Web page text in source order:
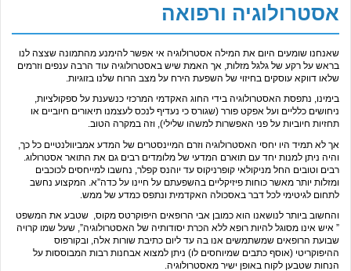
אסטרולוגיה ורפואה
שאנחנו שומעים היום את המילה אסטרולוגיה אי אפשר להימנע מהתמונה שצצה לנו
בראש על רקע של גלגל מזלות, אך האמת שיש באסטרולוגיה עוד הרבה ענפים וזרמים
שלאו דווקא עוסקים בחיזוי של השפעת הירח על מצב הרוח שלנו בזוגיות.
בימינו, נתפסת האסטרולוגיה בידי החוג האקדמי המרכזי כנשענת על ספקולציות,
ניחושים כלליים ועל אפקט פורר (שגורס כי נעדיף לנכס לעצמנו תיאורים חיוביים או
תחזיות חיוביות על פני האפשרות למשהו שלילי), וזה במקרה הטוב.
אך לא תמיד היו יחסי האסטרולוגיה וזרם המיינסטרים של המדע אמביוולנטיים כל כך,
והיה ניתן למנות יחד עם תוארם המדעי של מלומדים רבים גם את התואר אסטרולוג.
רבים וטובים החל מניקולאי קופרניקוס עד יוהנס קפלר, נחשבו למייחסים לכוכבים
ומזלות יותר מאשר כוחות פיזיקליים בהשפעתם על חיינו על כדה”א. המקצוע נחשב
לתחום לגיטימי לכל דבר באסכולה האקדמית ונתפס כמדע של ממש.
והחשוב ביותר לנושאנו הוא כמובן אבי הרופאים היפוקרטס מקוס, שטבע את המשפט
” איש אינו מסוגל להיות רופא ללא הכרת יסודותיה של האסטרולוגיה”, שעל שמו קרויה
שבועת הרופאים שמשתמשים אנו בה עד ליום כתיבת שורות אלה, ובקורפוס
ההיפוקריטי (אוסף כתבים שמיוחסים לו) ניתן למצוא אבחנות רבות המבוססות על
הנחות שטבען לקוח באופן ישיר מאסטרולוגיה.